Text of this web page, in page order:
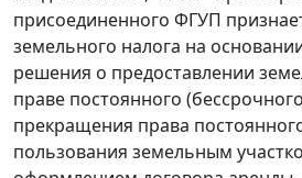
присоединенного ФГУП
земельного налога на
решения о предоставлении
праве постоянного
прекращения права
пользования земельным